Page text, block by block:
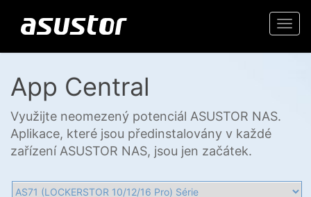
App Central
Využijte neomezený potenciál ASUSTOR NAS.
Aplikace, které jsou předinstalovány v každé
zařízení ASUSTOR NAS, jsou jen začátek.